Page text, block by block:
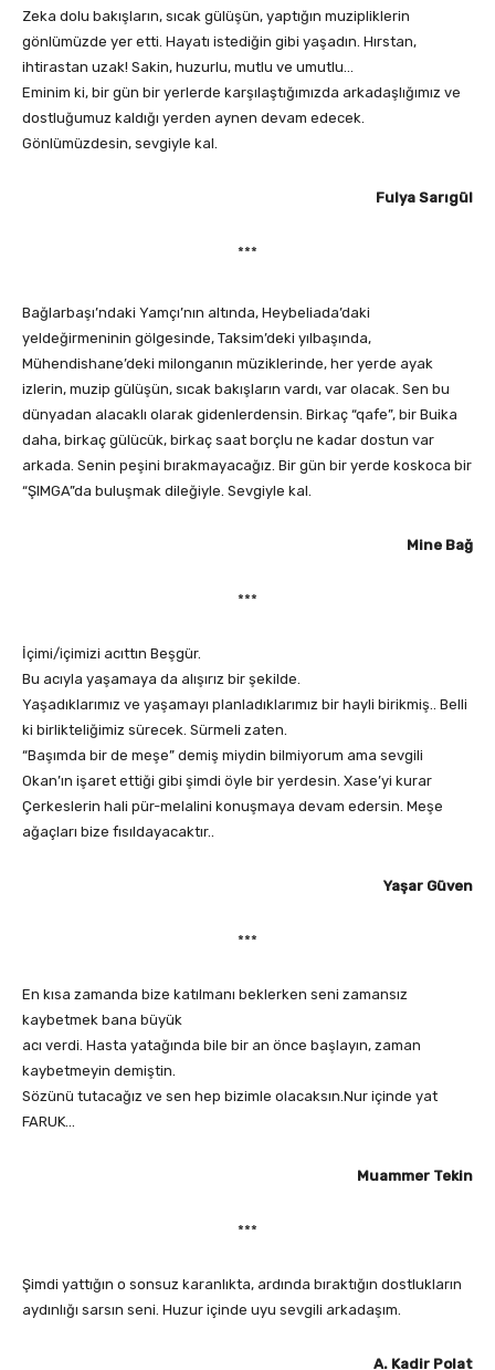
Zeka dolu bakışların, sıcak gülüşün, yaptığın muzipliklerin
gönlümüzde yer etti. Hayatı istediğin gibi yaşadın. Hırstan,
ihtirastan uzak! Sakin, huzurlu, mutlu ve umutlu…
Eminim ki, bir gün bir yerlerde karşılaştığımızda arkadaşlığımız ve
dostluğumuz kaldığı yerden aynen devam edecek.
Gönlümüzdesin, sevgiyle kal.
Fulya Sarıgül
***
Bağlarbaşı’ndaki Yamçı’nın altında, Heybeliada’daki
yeldeğirmeninin gölgesinde, Taksim’deki yılbaşında,
Mühendishane’deki milonganın müziklerinde, her yerde ayak
izlerin, muzip gülüşün, sıcak bakışların vardı, var olacak. Sen bu
dünyadan alacaklı olarak gidenlerdensin. Birkaç “qafe”, bir Buika
daha, birkaç gülücük, birkaç saat borçlu ne kadar dostun var
arkada. Senin peşini bırakmayacağız. Bir gün bir yerde koskoca bir
“ŞIMGA”da buluşmak dileğiyle. Sevgiyle kal.
Mine Bağ
***
İçimi/içimizi acıttın Beşgür.
Bu acıyla yaşamaya da alışırız bir şekilde.
Yaşadıklarımız ve yaşamayı planladıklarımız bir hayli birikmiş.. Belli
ki birlikteliğimiz sürecek. Sürmeli zaten.
“Başımda bir de meşe” demiş miydin bilmiyorum ama sevgili
Okan’ın işaret ettiği gibi şimdi öyle bir yerdesin. Xase’yi kurar
Çerkeslerin hali pür-melalini konuşmaya devam edersin. Meşe
ağaçları bize fısıldayacaktır..
Yaşar Güven
***
En kısa zamanda bize katılmanı beklerken seni zamansız
kaybetmek bana büyük
acı verdi. Hasta yatağında bile bir an önce başlayın, zaman
kaybetmeyin demiştin.
Sözünü tutacağız ve sen hep bizimle olacaksın.Nur içinde yat
FARUK…
Muammer Tekin
***
Şimdi yattığın o sonsuz karanlıkta, ardında bıraktığın dostlukların
aydınlığı sarsın seni. Huzur içinde uyu sevgili arkadaşım.
A. Kadir Polat